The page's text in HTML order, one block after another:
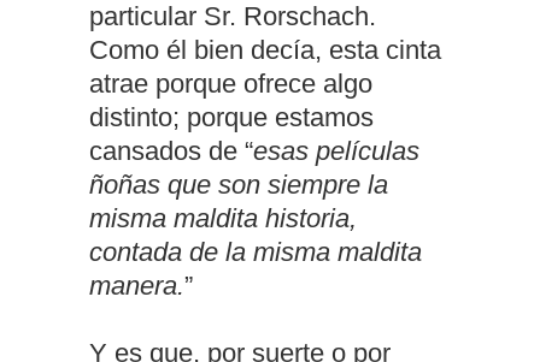
particular Sr. Rorschach.
Como él bien decía, esta cinta
atrae porque ofrece algo
distinto; porque estamos
cansados de “esas películas
ñoñas que son siempre la
misma maldita historia,
contada de la misma maldita
manera.”
Y es que, por suerte o por